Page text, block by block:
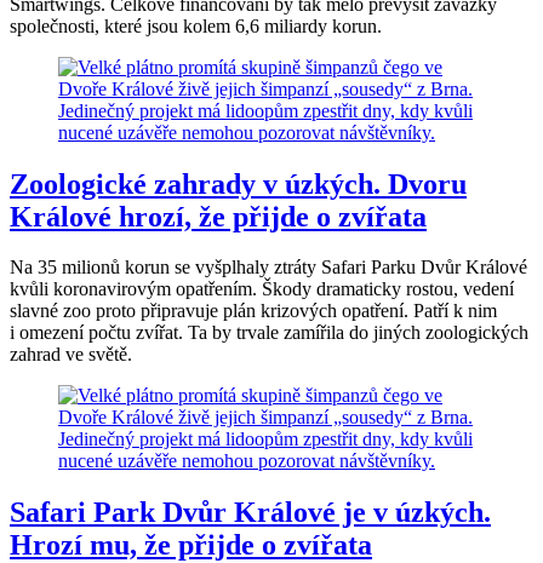
společnosti, které jsou kolem 6,6 miliardy korun.
Zoologické zahrady v úzkých. Dvoru
Králové hrozí, že přijde o zvířata
Na 35 milionů korun se vyšplhaly ztráty Safari Parku Dvůr Králové
kvůli koronavirovým opatřením. Škody dramaticky rostou, vedení
slavné zoo proto připravuje plán krizových opatření. Patří k nim
i omezení počtu zvířat. Ta by trvale zamířila do jiných zoologických
zahrad ve světě.
Safari Park Dvůr Králové je v úzkých.
Hrozí mu, že přijde o zvířata